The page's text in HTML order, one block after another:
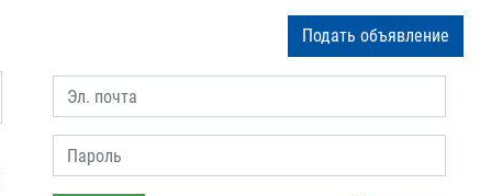
Подать объявление
Эл. почта
Пароль